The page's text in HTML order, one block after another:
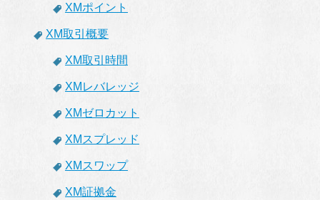
XMポイント
XM取引概要
XM取引時間
XMレバレッジ
XMゼロカット
XMスプレッド
XMスワップ
XM証拠金